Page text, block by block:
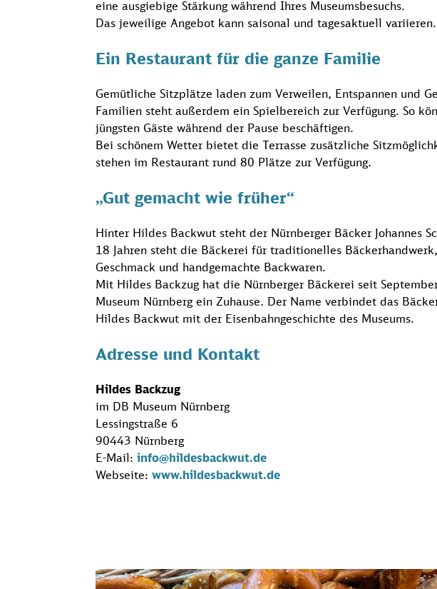
eine ausgiebige Stärkung während Ihres Museumsbesuchs.
Das jeweilige Angebot kann saisonal und tagesaktuell variieren.
Ein Restaurant für die ganze Familie
Gemütliche Sitzplätze laden zum Verweilen, Entspannen und
Familien steht außerdem ein Spielbereich zur Verfügung. So
jüngsten Gäste während der Pause beschäftigen.
Bei schönem Wetter bietet die Terrasse zusätzliche
stehen im Restaurant rund 80 Plätze zur Verfügung.
„Gut gemacht wie früher“
Hinter Hildes Backwut steht der Nürnberger Bäcker Johannes
18 Jahren steht die Bäckerei für traditionelles
Geschmack und handgemachte Backwaren.
Mit Hildes Backzug hat die Nürnberger Bäckerei seit
Museum Nürnberg ein Zuhause. Der Name verbindet das
Hildes Backwut mit der Eisenbahngeschichte des Museums.
Adresse und Kontakt
Hildes Backzug
im DB Museum Nürnberg
Lessingstraße 6
90443 Nürnberg
E-Mail: info@hildesbackwut.de
Webseite: www.hildesbackwut.de